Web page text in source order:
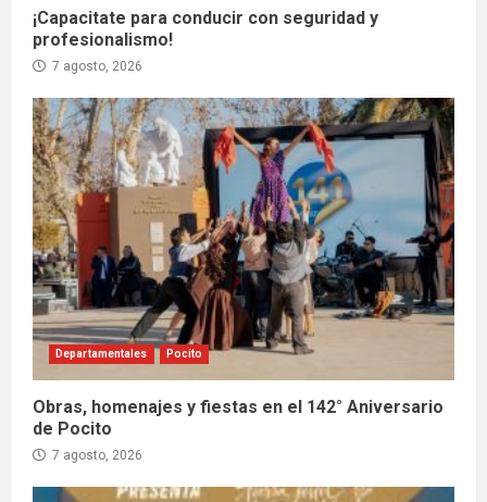
¡Capacitate para conducir con seguridad y
profesionalismo!
7 agosto, 2026
Departamentales Pocito
Obras, homenajes y fiestas en el 142° Aniversario
de Pocito
7 agosto, 2026